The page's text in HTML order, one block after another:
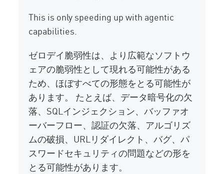
This is only speeding up with agentic
capabilities.
ゼロデイ脆弱性は、より広範なソフトウ
ェアの脆弱性として現れる可能性がある
ため、ほぼすべての形態をとる可能性が
あります。 たとえば、データ暗号化の欠
落、SQLインジェクション、バッファオ
ーバーフロー、認証の欠落、アルゴリズ
ムの破損、URLリダイレクト、バグ、パ
スワードセキュリティの問題などの形を
とる可能性があります。